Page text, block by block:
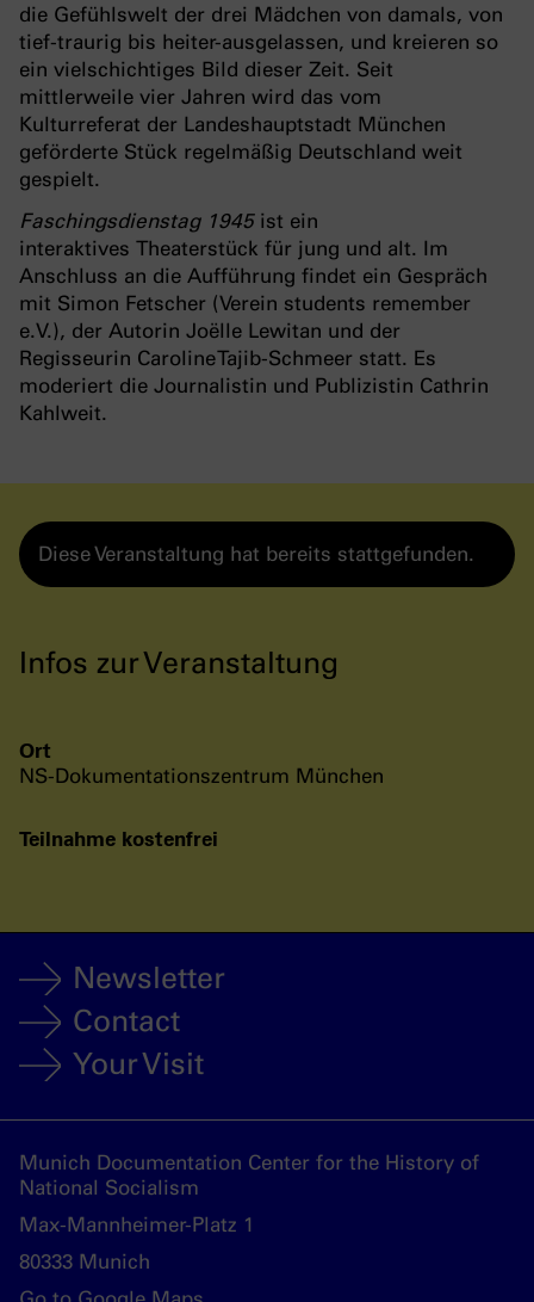
die Gefühlswelt der drei Mädchen von damals, von
tief-traurig bis heiter-ausgelassen, und kreieren so
ein vielschichtiges Bild dieser Zeit. Seit
mittlerweile vier Jahren wird das vom
Kulturreferat der Landeshauptstadt München
geförderte Stück regelmäßig Deutschland weit
gespielt.
Faschingsdienstag 1945ist ein
interaktives Theaterstück für jung und alt. Im
Anschluss an die Aufführung findet ein Gespräch
mit Simon Fetscher (Verein students remember
e.V.), der Autorin Joëlle Lewitan und der
Regisseurin Caroline Tajib-Schmeer statt. Es
moderiert die Journalistin und Publizistin Cathrin
Kahlweit.
Diese Veranstaltung hat bereits stattgefunden.
Infos zur Veranstaltung
Ort
NS-Dokumentationszentrum München
Teilnahme kostenfrei
Newsletter
Contact
Your Visit
Munich Documentation Center for the History of
National Socialism
Max-Mannheimer-Platz 1
80333 Munich